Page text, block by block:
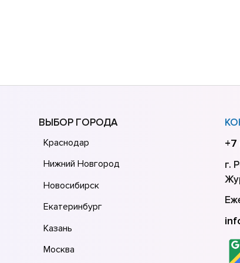
ВЫБОР ГОРОДА
Краснодар
Нижний Новгород
Новосибирск
Екатеринбург
Казань
Москва
г.